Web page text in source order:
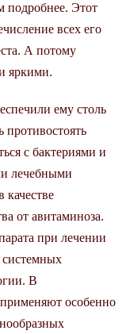
подробнее. Этот
всех его
А потому
яркими.
ему столь
с бактериями и
лечебными
качестве
от авитаминоза.
при лечении
системных
В
особенно